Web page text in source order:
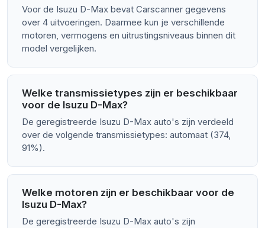
Voor de Isuzu D-Max bevat Carscanner gegevens
over 4 uitvoeringen. Daarmee kun je verschillende
motoren, vermogens en uitrustingsniveaus binnen dit
model vergelijken.
Welke transmissietypes zijn er beschikbaar
voor de Isuzu D-Max?
De geregistreerde Isuzu D-Max auto's zijn verdeeld
over de volgende transmissietypes: automaat (374,
91%).
Welke motoren zijn er beschikbaar voor de
Isuzu D-Max?
De geregistreerde Isuzu D-Max auto's zijn